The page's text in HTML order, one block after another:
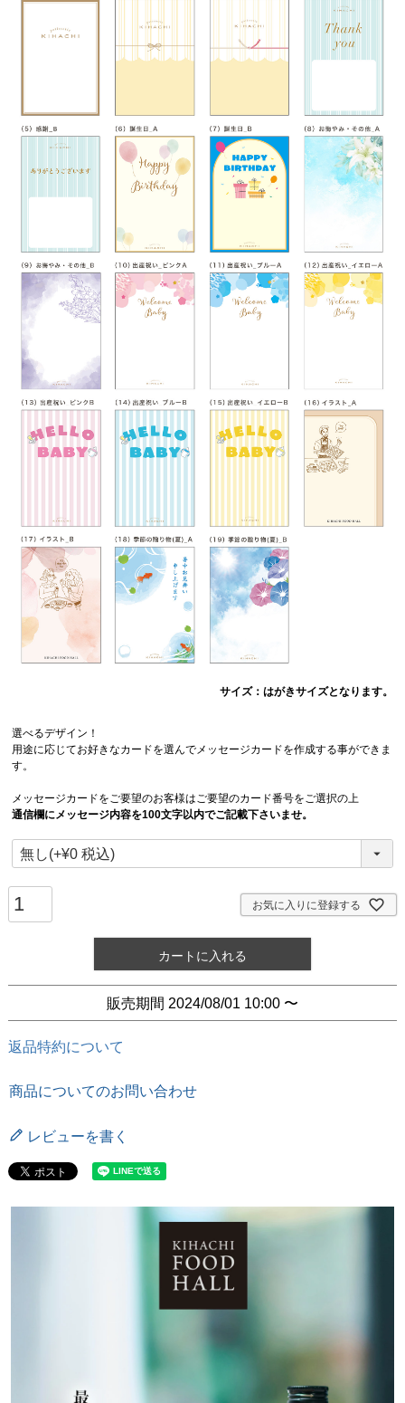
サイズ：はがきサイズとなります。
選べるデザイン！
用途に応じてお好きなカードを選んでメッセージカードを作成する事ができま
す。
メッセージカードをご要望のお客様はご要望のカード番号をご選択の上
通信欄にメッセージ内容を100文字以内でご記載下さいませ。
お気に入りに登録する
カートに入れる
販売期間 2024/08/01 10:00 〜
返品特約について
商品についてのお問い合わせ
レビューを書く